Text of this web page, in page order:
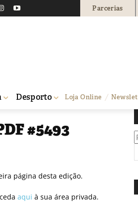
Parcerias
Desporto Loja Online
#5493
página desta edição.
aqui à sua área privada.